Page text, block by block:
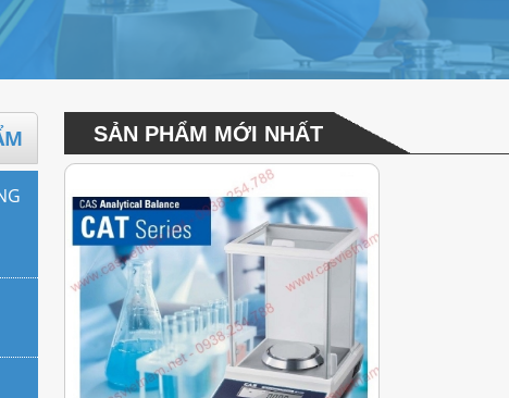
SẢN PHẨM MỚI NHẤT